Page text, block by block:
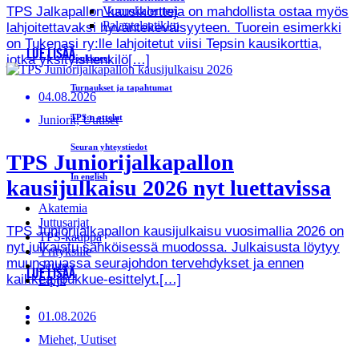
Vuorokalenteri
Palautelaatikko
Joukkueet
Turnaukset ja tapahtumat
TPS:n ottelut
Seuran yhteystiedot
In english
Akatemia
Juttusarjat
TPS-kauppa
Yrityksille
Seura
Liput
TPS Jalkapallon kausikortteja on mahdollista ostaa myös
lahjoitettavaksi hyväntekeväisyyteen. Tuorein esimerkki
on Tukenasi ry:lle lahjoitetut viisi Tepsin kausikorttia,
jotka yksityishenkilö[…]
LUE LISÄÄ
04.08.2026
Juniorit, Uutiset
TPS Juniorijalkapallon
kausijulkaisu 2026 nyt luettavissa
TPS Juniorijalkapallon kausijulkaisu vuosimallia 2026 on
nyt julkaistu sähköisessä muodossa. Julkaisusta löytyy
muun muassa seurajohdon tervehdykset ja ennen
kaikkea joukkue-esittelyt.[…]
LUE LISÄÄ
01.08.2026
Miehet, Uutiset